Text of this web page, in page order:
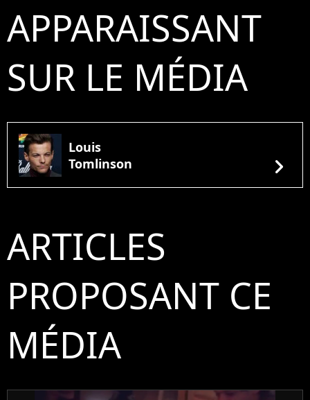
APPARAISSANT
SUR LE MÉDIA
Louis
Tomlinson
chevron_right
ARTICLES
PROPOSANT CE
MÉDIA